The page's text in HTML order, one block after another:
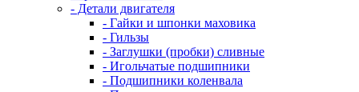
- Детали двигателя
- Гайки и шпонки маховика
- Гильзы
- Заглушки (пробки) сливные
- Игольчатые подшипники
- Подшипники коленвала